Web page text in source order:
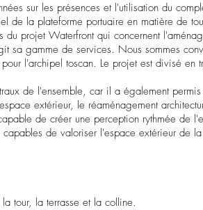
sur les présences et l'utilisation du
de la plateforme portuaire en matière de
du projet Waterfront qui concernent
sa gamme de services. Nous sommes
l'archipel toscan. Le projet est divisé
de l'ensemble, car il a également
extérieur, le réaménagement
de créer une perception rythmée de
de valoriser l'espace extérieur
tour, la terrasse et la colline.